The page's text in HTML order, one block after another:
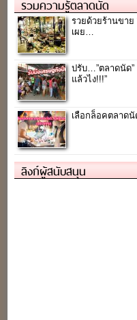
รวมความรู้ตลาดนัด
รวยด้วยร้านขาย
เผย…
ปรับ…”ตลาดนัด”
แล้วไง!!!”
เลือกล็อคตลาด
ลิงก์ผู้สนับสนุน